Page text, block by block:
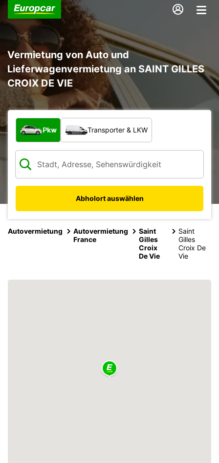
Vermietung von Auto und
Lieferwagenvermietung an SAINT GILLES
CROIX DE VIE
Welche Art von Fahrzeug?
Pkw Transporter & LKW
Abholort auswählen
Autovermietung
Autovermietung
France
Saint
Gilles
Croix
De Vie
Saint
Gilles
Croix De
Vie